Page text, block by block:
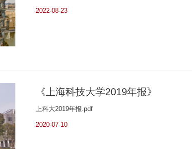
2022-08-23
《上海科技大学2019年报》
上科大2019年报.pdf
2020-07-10